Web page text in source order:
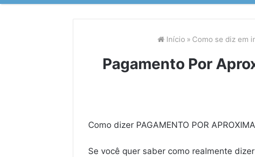
Início » Como se diz em
Pagamento Por
Como dizer PAGAMENTO POR
Se você quer saber como realmente